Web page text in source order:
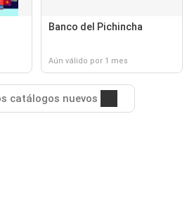
Banco del Pichincha
Aún válido por 1 mes
catálogos nuevos